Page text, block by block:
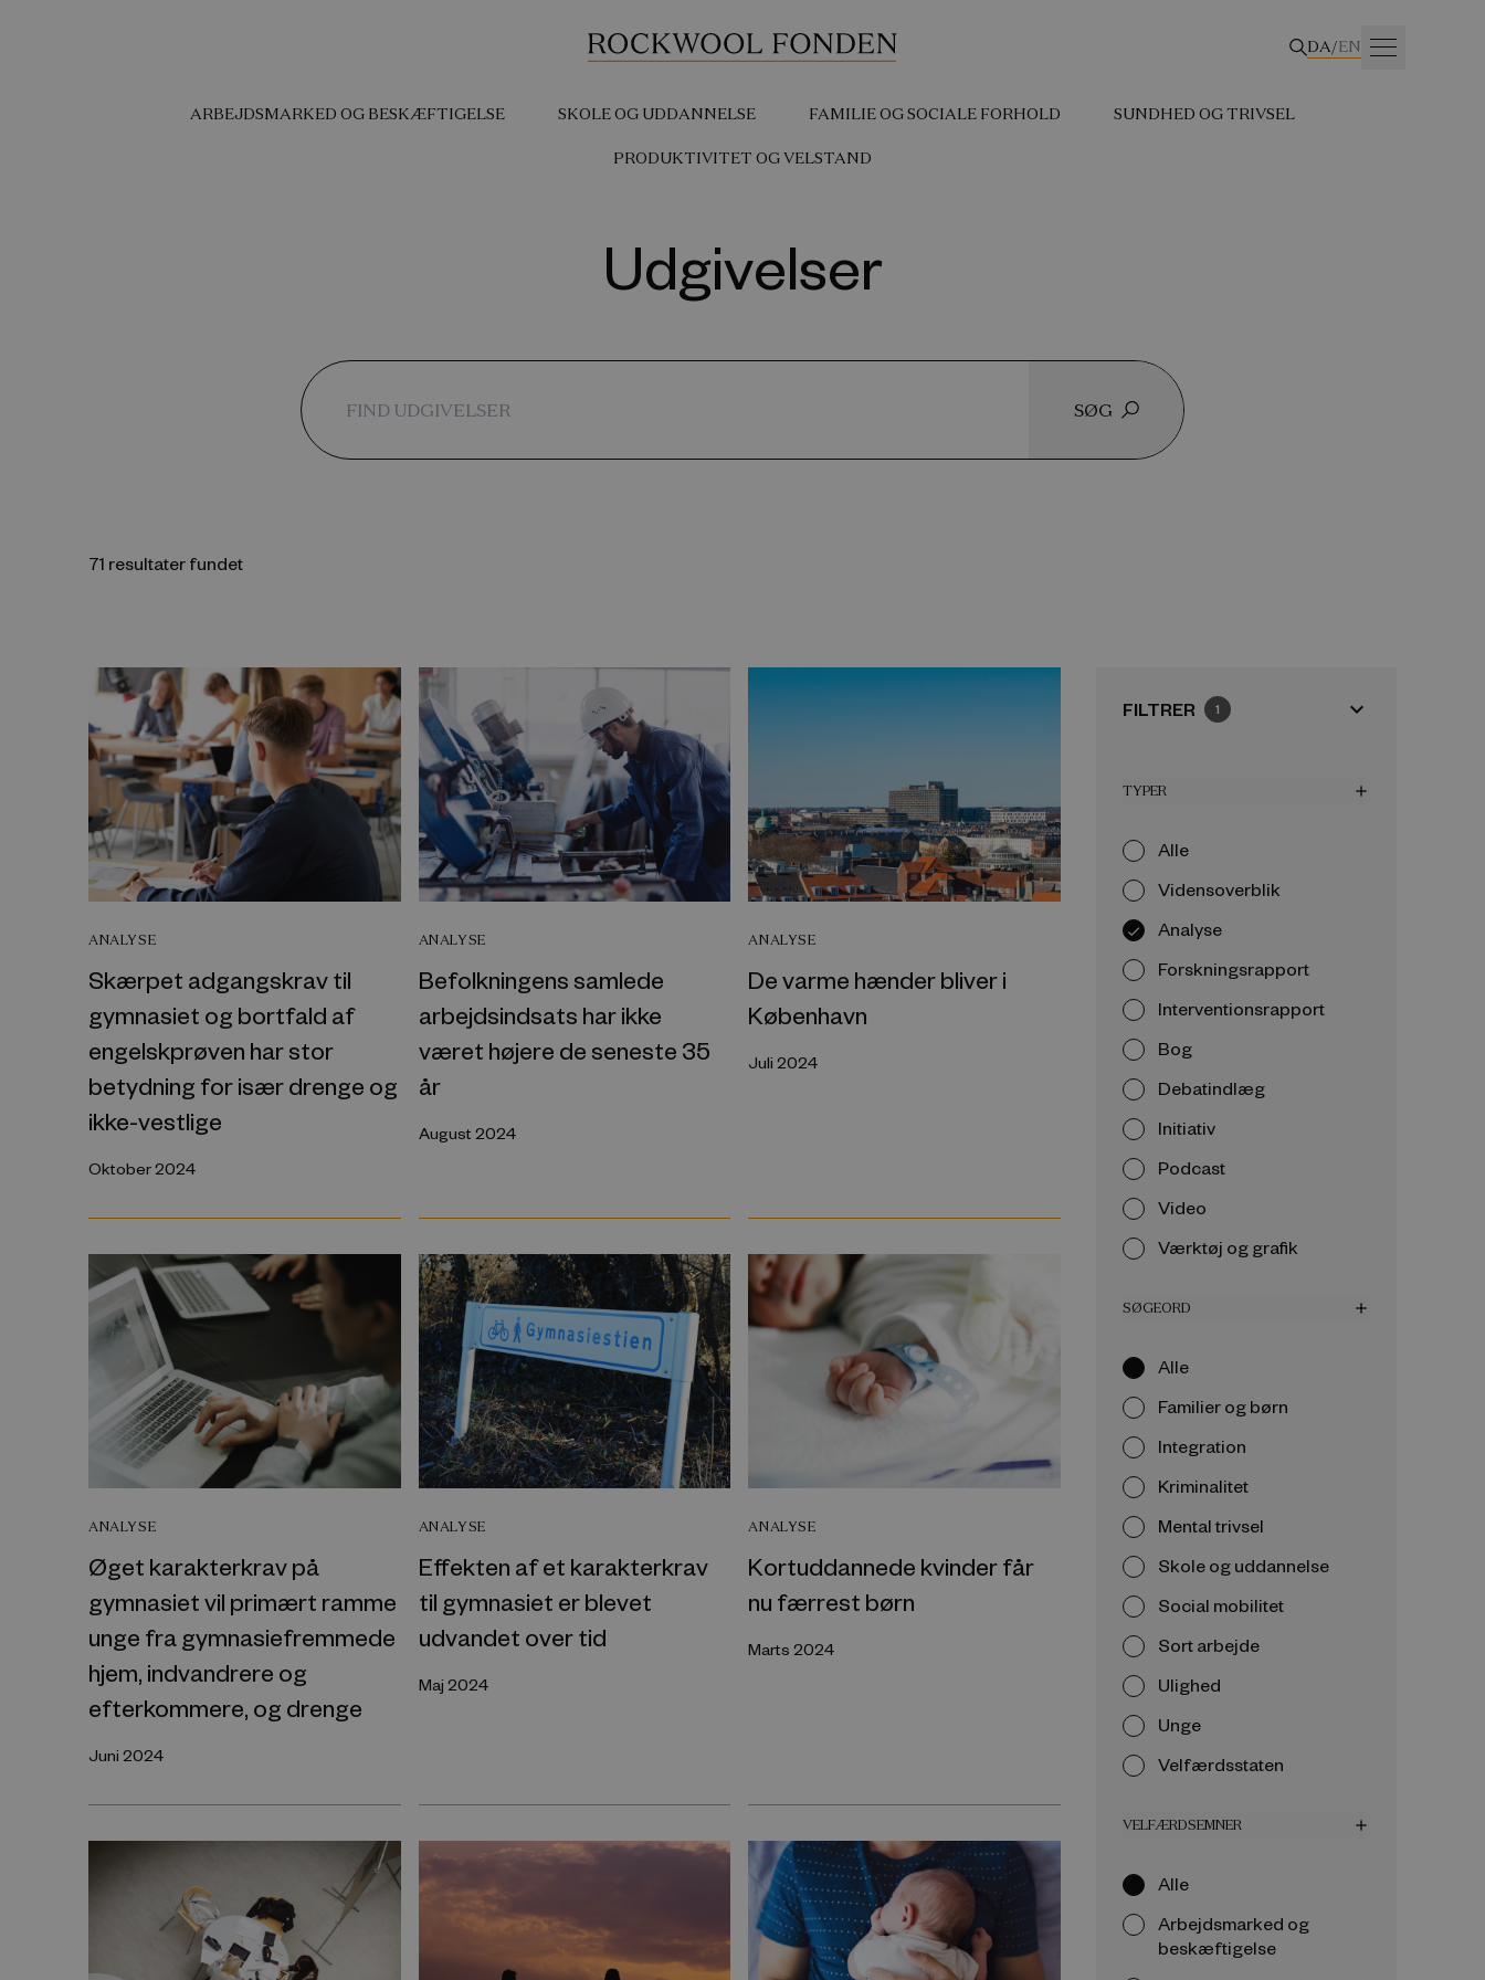
DA/EN
ARBEJDSMARKED OG BESKÆFTIGELSE SKOLE OG UDDANNELSE FAMILIE OG SOCIALE FORHOLD SUNDHED OG TRIVSEL
PRODUKTIVITET OG VELSTAND
Udgivelser
SØG
71 resultater fundet
ANALYSE
Skærpet adgangskrav til
gymnasiet og bortfald af
engelskprøven har stor
betydning for især drenge og
ikke-vestlige
Oktober 2024
ANALYSE
Befolkningens samlede
arbejdsindsats har ikke
været højere de seneste 35
år
August 2024
ANALYSE
De varme hænder bliver i
København
Juli 2024
ANALYSE
Øget karakterkrav på
gymnasiet vil primært ramme
unge fra gymnasiefremmede
hjem, indvandrere og
efterkommere, og drenge
Juni 2024
ANALYSE
Effekten af et karakterkrav
til gymnasiet er blevet
udvandet over tid
Maj 2024
ANALYSE
Kortuddannede kvinder får
nu færrest børn
Marts 2024
FILTRER 1 expand_more
TYPER add
Alle
Vidensoverblik
Analyse
Forskningsrapport
Interventionsrapport
Bog
Debatindlæg
Initiativ
Podcast
Video
Værktøj og grafik
SØGEORD add
Alle
Familier og børn
Integration
Kriminalitet
Mental trivsel
Skole og uddannelse
Social mobilitet
Sort arbejde
Ulighed
Unge
Velfærdsstaten
VELFÆRDSEMNER add
Alle
Arbejdsmarked og
beskæftigelse